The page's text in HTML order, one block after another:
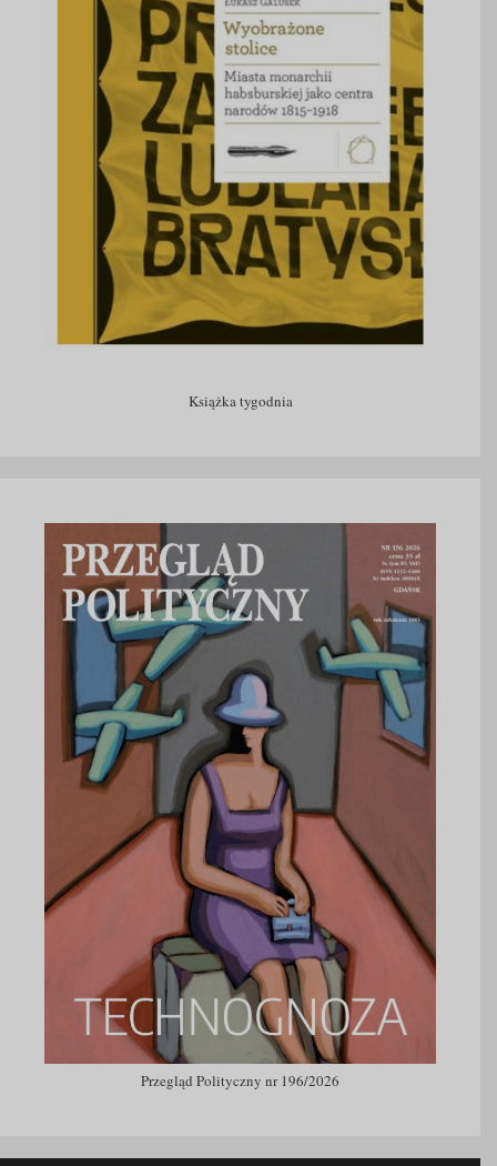
Książka tygodnia
Przegląd Polityczny nr 196/2026